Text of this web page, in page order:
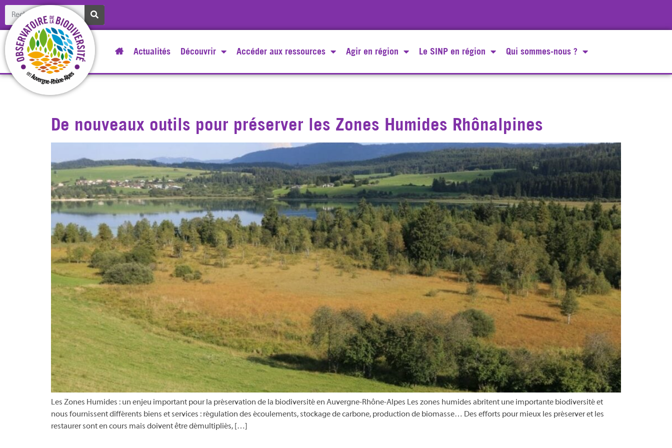
Actualités Découvrir Accéder aux ressources Agir en région Le SINP en région Qui sommes-nous ?
Jour :
De nouveaux outils pour préserver les Zones Humides Rhônalpines
Les Zones Humides : un enjeu important pour la préservation de la biodiversité en Auvergne-Rhône-Alpes Les zones humides abritent une importante biodiversité et
nous fournissent différents biens et services : régulation des écoulements, stockage de carbone, production de biomasse… Des efforts pour mieux les préserver et les
restaurer sont en cours mais doivent être démultipliés, […]